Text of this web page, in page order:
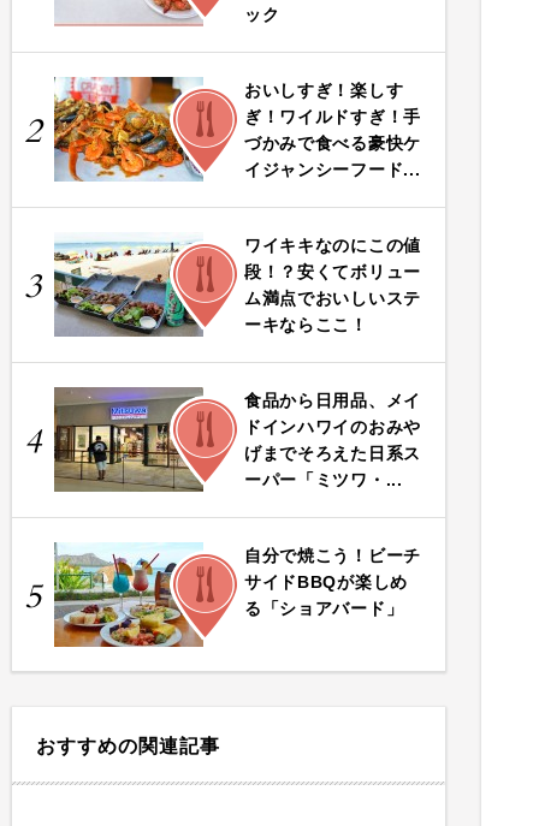
ック
2
FOOD
おいしすぎ！楽しす
ぎ！ワイルドすぎ！手
づかみで食べる豪快ケ
イジャンシーフード...
3
FOOD
ワイキキなのにこの値
段！？安くてボリュー
ム満点でおいしいステ
ーキならここ！
4
FOOD
食品から日用品、メイ
ドインハワイのおみや
げまでそろえた日系ス
ーパー「ミツワ・...
5
FOOD
自分で焼こう！ビーチ
サイドBBQが楽しめ
る「ショアバード」
おすすめの関連記事